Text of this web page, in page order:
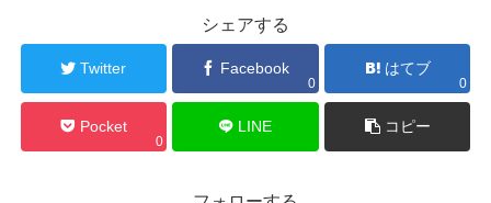
シェアする
Twitter Facebook
0
はてブ
0
Pocket
0
LINE コピー